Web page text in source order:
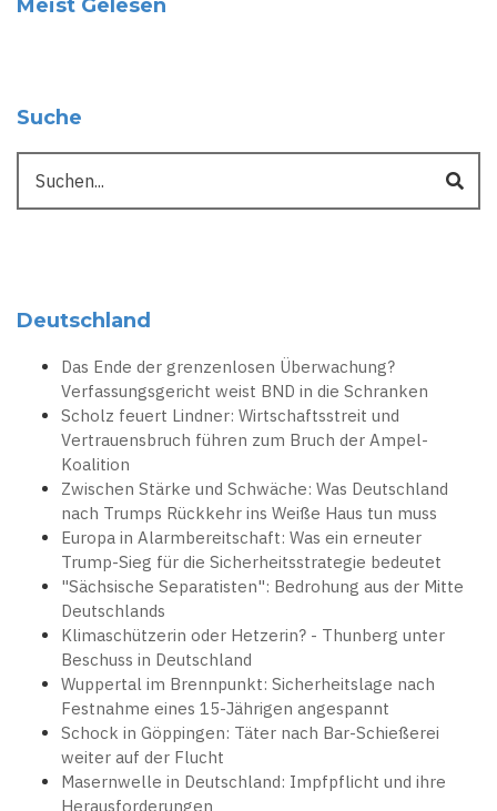
Meist Gelesen
Suche
Deutschland
Das Ende der grenzenlosen Überwachung?
Verfassungsgericht weist BND in die Schranken
Scholz feuert Lindner: Wirtschaftsstreit und
Vertrauensbruch führen zum Bruch der Ampel-
Koalition
Zwischen Stärke und Schwäche: Was Deutschland
nach Trumps Rückkehr ins Weiße Haus tun muss
Europa in Alarmbereitschaft: Was ein erneuter
Trump-Sieg für die Sicherheitsstrategie bedeutet
"Sächsische Separatisten": Bedrohung aus der Mitte
Deutschlands
Klimaschützerin oder Hetzerin? - Thunberg unter
Beschuss in Deutschland
Wuppertal im Brennpunkt: Sicherheitslage nach
Festnahme eines 15-Jährigen angespannt
Schock in Göppingen: Täter nach Bar-Schießerei
weiter auf der Flucht
Masernwelle in Deutschland: Impfpflicht und ihre
Herausforderungen